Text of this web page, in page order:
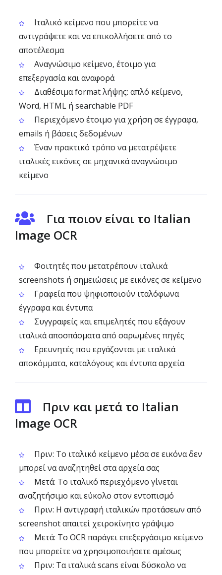
Ιταλικό κείμενο που μπορείτε να
αντιγράψετε και να επικολλήσετε από το
αποτέλεσμα
Αναγνώσιμο κείμενο, έτοιμο για
επεξεργασία και αναφορά
Διαθέσιμα format λήψης: απλό κείμενο,
Word, HTML ή searchable PDF
Περιεχόμενο έτοιμο για χρήση σε έγγραφα,
emails ή βάσεις δεδομένων
Έναν πρακτικό τρόπο να μετατρέψετε
ιταλικές εικόνες σε μηχανικά αναγνώσιμο
κείμενο
Για ποιον είναι το Italian
Image OCR
Φοιτητές που μετατρέπουν ιταλικά
screenshots ή σημειώσεις με εικόνες σε κείμενο
Γραφεία που ψηφιοποιούν ιταλόφωνα
έγγραφα και έντυπα
Συγγραφείς και επιμελητές που εξάγουν
ιταλικά αποσπάσματα από σαρωμένες πηγές
Ερευνητές που εργάζονται με ιταλικά
αποκόμματα, καταλόγους και έντυπα αρχεία
Πριν και μετά το Italian
Image OCR
Πριν: Το ιταλικό κείμενο μέσα σε εικόνα δεν
μπορεί να αναζητηθεί στα αρχεία σας
Μετά: Το ιταλικό περιεχόμενο γίνεται
αναζητήσιμο και εύκολο στον εντοπισμό
Πριν: Η αντιγραφή ιταλικών προτάσεων από
screenshot απαιτεί χειροκίνητο γράψιμο
Μετά: Το OCR παράγει επεξεργάσιμο κείμενο
που μπορείτε να χρησιμοποιήσετε αμέσως
Πριν: Τα ιταλικά scans είναι δύσκολο να